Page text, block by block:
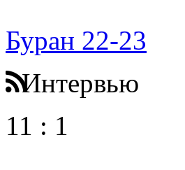
Буран 22-23
Интервью
11 : 1